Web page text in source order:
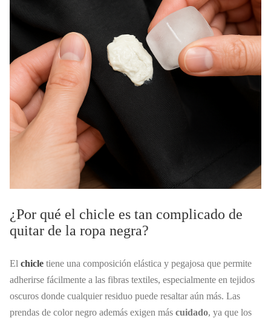
¿Por qué el chicle es tan complicado de
quitar de la ropa negra?
El chicle tiene una composición elástica y pegajosa que permite
adherirse fácilmente a las fibras textiles, especialmente en tejidos
oscuros donde cualquier residuo puede resaltar aún más. Las
prendas de color negro además exigen más cuidado, ya que los